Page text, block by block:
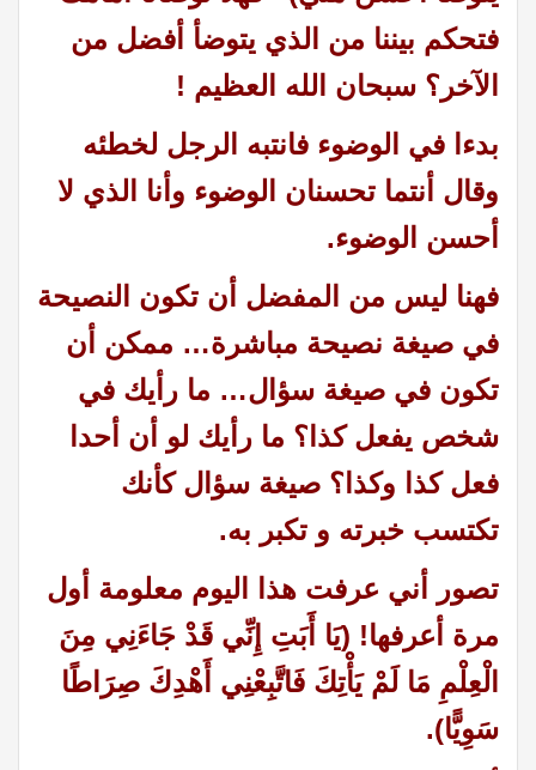
فتحكم بيننا من الذي يتوضأ أفضل من
الآخر؟ سبحان الله العظيم !
بدءا في الوضوء فانتبه الرجل لخطئه
وقال أنتما تحسنان الوضوء وأنا الذي لا
أحسن الوضوء.
فهنا ليس من المفضل أن تكون النصيحة
في صيغة نصيحة مباشرة… ممكن أن
تكون في صيغة سؤال… ما رأيك في
شخص يفعل كذا؟ ما رأيك لو أن أحدا
فعل كذا وكذا؟ صيغة سؤال كأنك
تكتسب خبرته و تكبر به.
تصور أني عرفت هذا اليوم معلومة أول
مرة أعرفها! (يَا أَبَتِ إِنِّي قَدْ جَاءَنِي مِنَ
الْعِلْمِ مَا لَمْ يَأْتِكَ فَاتَّبِعْنِي أَهْدِكَ صِرَاطًا
سَوِيًّا).